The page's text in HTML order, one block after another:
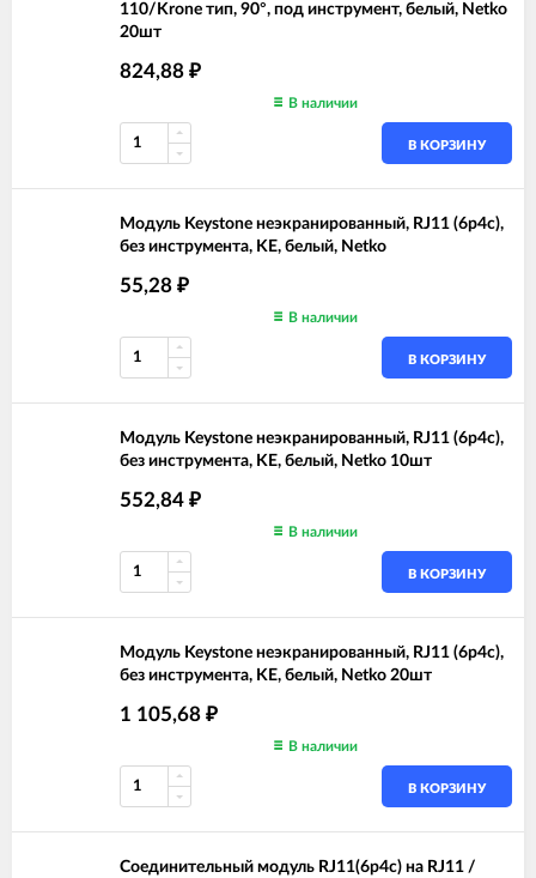
110/Krone тип, 90°, под инструмент, белый, Netko
20шт
824,88 ₽
В наличии
В КОРЗИНУ
Модуль Keystone неэкранированный, RJ11 (6p4c),
без инструмента, KE, белый, Netko
55,28 ₽
В наличии
В КОРЗИНУ
Модуль Keystone неэкранированный, RJ11 (6p4c),
без инструмента, KE, белый, Netko 10шт
552,84 ₽
В наличии
В КОРЗИНУ
Модуль Keystone неэкранированный, RJ11 (6p4c),
без инструмента, KE, белый, Netko 20шт
1 105,68 ₽
В наличии
В КОРЗИНУ
Соединительный модуль RJ11(6p4c) на RJ11 /